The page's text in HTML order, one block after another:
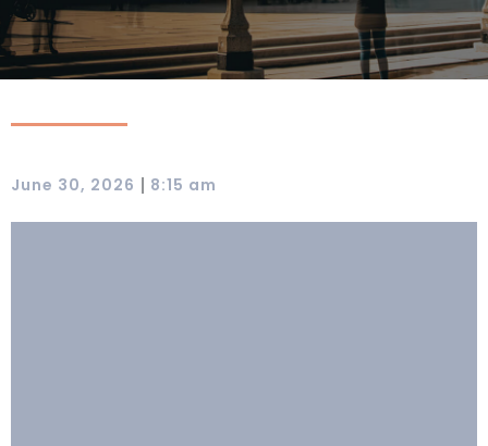
June 30, 2026 | 8:15 am